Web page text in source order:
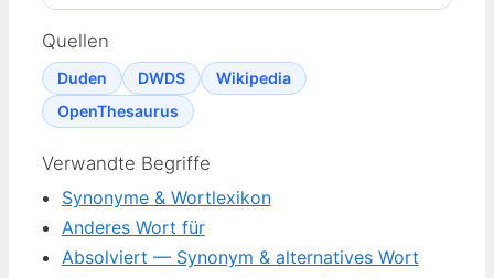
Quellen
Duden DWDS
Wikipedia
OpenThesaurus
Verwandte Begriffe
Synonyme & Wortlexikon
Anderes Wort für
Absolviert — Synonym & alternatives Wort